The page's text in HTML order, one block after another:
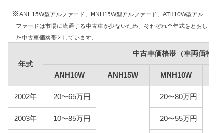
型式 エコカー 標準税額
ANH10W
ー
MNH10W
2000kg以下:16,400
2000kg超:20,500
※ANH15W型アルファード、MNH15W型アルファード、ATH10W型アル
ファードは市場に流通する中古車が少ないため、それぞれ全年式をとおし
た中古車価格帯としています。
年式
中古車価格帯（車両価格
ANH10W ANH15W MNH10W
2002年 20〜65万円 20〜80万円
2003年 10〜85万円 20〜55万円